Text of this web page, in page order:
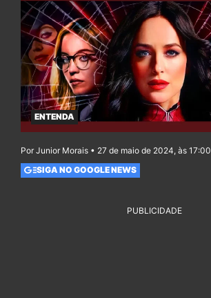
ENTENDA
Por Junior Morais • 27 de maio de 2024, às 17:00
SIGA NO GOOGLE NEWS
PUBLICIDADE